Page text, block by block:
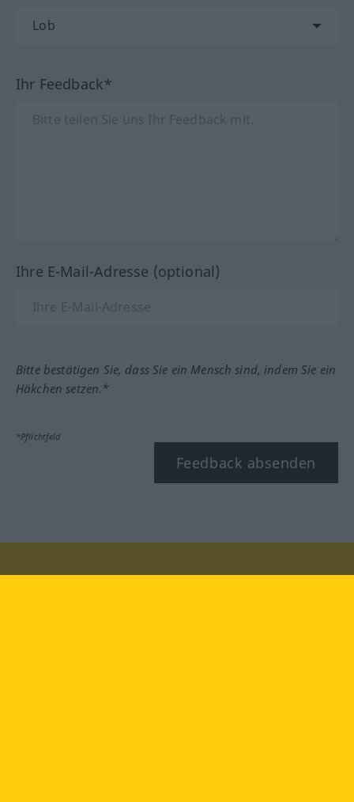
Ihr Feedback*
Ihre E-Mail-Adresse (optional)
Bitte bestätigen Sie, dass Sie ein Mensch sind, indem Sie ein
Häkchen setzen.*
*Pflichtfeld
Feedback absenden